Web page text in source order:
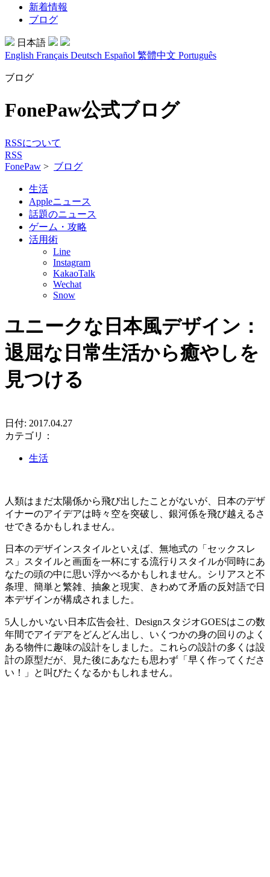
新着情報
ブログ
日本語
English Français Deutsch Español 繁體中文 Português
ブログ
FonePaw公式ブログ
RSSについて
RSS
FonePaw > ブログ
生活
Appleニュース
話題のニュース
ゲーム・攻略
活用術
Line
Instagram
KakaoTalk
Wechat
Snow
ユニークな日本風デザイン：
退屈な日常生活から癒やしを
見つける
日付: 2017.04.27
カテゴリ：
生活
人類はまだ太陽係から飛び出したことがないが、日本のデザ
イナーのアイデアは時々空を突破し、銀河係を飛び越えるさ
せできるかもしれません。
日本のデザインスタイルといえば、無地式の「セックスレ
ス」スタイルと画面を一杯にする流行りスタイルが同時にあ
なたの頭の中に思い浮かべるかもしれません。シリアスと不
条理、簡単と繁雑、抽象と現実、きわめて矛盾の反対語で日
本デザインが構成されました。
5人しかいない日本広告会社、DesignスタジオGOESはこの数
年間でアイデアをどんどん出し、いくつかの身の回りのよく
ある物件に趣味の設計をしました。これらの設計の多くは設
計の原型だが、見た後にあなたも思わず「早く作ってくださ
い！」と叫びたくなるかもしれません。